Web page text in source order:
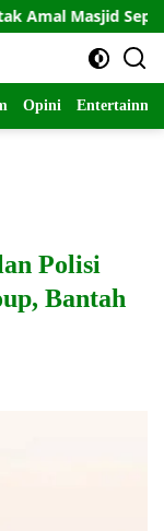
Sepi di
Opini
Polisi
Bantah